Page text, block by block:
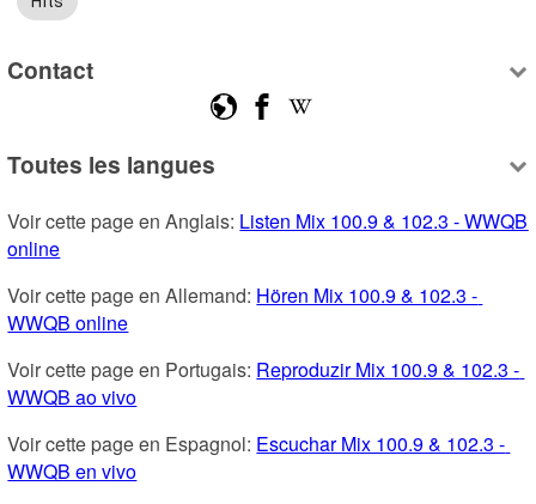
Contact
Toutes les langues
Voir cette page en Anglais: Listen Mix 100.9 & 102.3 - WWQB
online
Voir cette page en Allemand: Hören Mix 100.9 & 102.3 -
WWQB online
Voir cette page en Portugais: Reproduzir Mix 100.9 & 102.3 -
WWQB ao vivo
Voir cette page en Espagnol: Escuchar Mix 100.9 & 102.3 -
WWQB en vivo